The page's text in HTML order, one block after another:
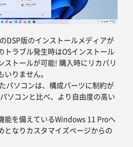
DSP版のインストールメディアが
トラブル発生時はOSインストール
ストールが可能! 購入時にリカバリ
りません。
パソコンは、構成パーツに制約が
ソコンと比べ、より自由度の高い
能を備えているWindows 11 Proへ
となりカスタマイズページからの